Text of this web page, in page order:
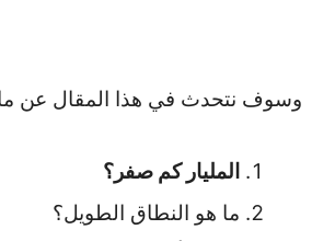
وسوف نتحدث في هذا المقال عن
المليار كم صفر؟
ما هو النطاق الطويل؟